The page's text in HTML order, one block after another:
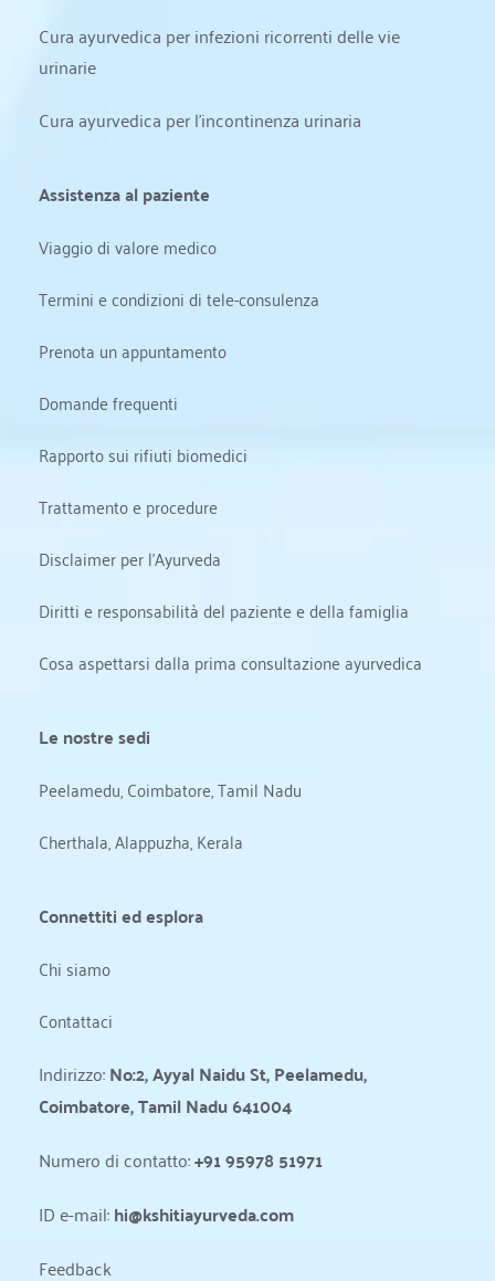
Cura ayurvedica per infezioni ricorrenti delle vie
urinarie
Cura ayurvedica per l'incontinenza urinaria
Assistenza al paziente
Viaggio di valore medico
Termini e condizioni di tele-consulenza
Prenota un appuntamento
Domande frequenti
Rapporto sui rifiuti biomedici
Trattamento e procedure
Disclaimer per l'Ayurveda
Diritti e responsabilità del paziente e della famiglia
Cosa aspettarsi dalla prima consultazione ayurvedica
Le nostre sedi
Peelamedu, Coimbatore, Tamil Nadu
Cherthala, Alappuzha, Kerala
Connettiti ed esplora
Chi siamo
Contattaci
Indirizzo: No:2, Ayyal Naidu St, Peelamedu,
Coimbatore, Tamil Nadu 641004
Numero di contatto: +91 95978 51971
ID e-mail: hi@kshitiayurveda.com
Feedback